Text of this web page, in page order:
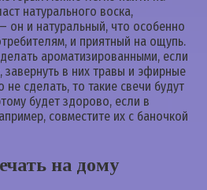
натурального воска,
и натуральный, что особенно
и приятный на ощупь.
ароматизированными, если
завернуть в них травы и эфирные
сделать, то такие свечи будут
будет здорово, если в
совместите их с баночкой
на дому